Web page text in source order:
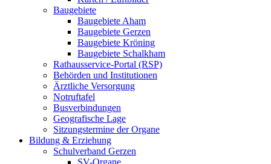
Baugebiete
Baugebiete Aham
Baugebiete Gerzen
Baugebiete Kröning
Baugebiete Schalkham
Rathausservice-Portal (RSP)
Behörden und Institutionen
Ärztliche Versorgung
Notruftafel
Busverbindungen
Geografische Lage
Sitzungstermine der Organe
Bildung & Erziehung
Schulverband Gerzen
SV-Organe